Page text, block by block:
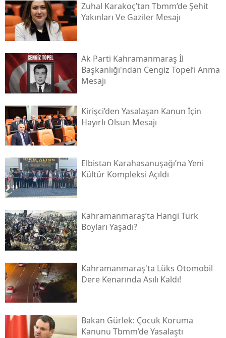
Zuhal Karakoç’tan Tbmm’de Şehit
Yakınları Ve Gaziler Mesajı
Ak Parti Kahramanmaraş İl
Başkanlığı'ndan Cengiz Topel’i Anma
Mesajı
Kirişci’den Yasalaşan Kanun İçin
Hayırlı Olsun Mesajı
Elbistan Karahasanuşağı’na Yeni
Kültür Kompleksi Açıldı
Kahramanmaraş’ta Hangi Türk
Boyları Yaşadı?
Kahramanmaraş'ta Lüks Otomobil
Dere Kenarında Asılı Kaldı!
Bakan Gürlek: Çocuk Koruma
Kanunu Tbmm’de Yasalaştı